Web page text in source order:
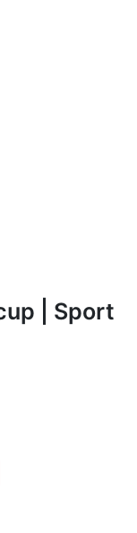
| Sport